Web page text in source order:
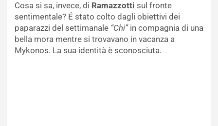
Cosa si sa, invece, di Ramazzotti sul fronte
sentimentale? É stato colto dagli obiettivi dei
paparazzi del settimanale “Chi”in compagnia di una
bella mora mentre si trovavano in vacanza a
Mykonos. La sua identità è sconosciuta.